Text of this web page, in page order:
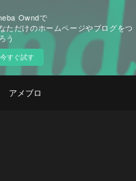
Owndで
ただけのホームページやブログをつ
う
今すぐ試す
アメブロ